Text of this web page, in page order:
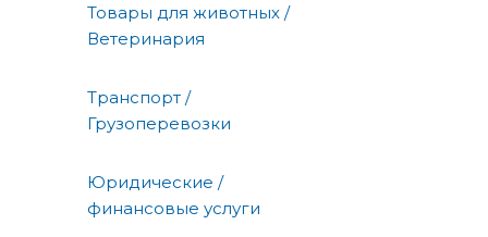
Товары для животных /
Ветеринария
Транспорт /
Грузоперевозки
Юридические /
финансовые услуги